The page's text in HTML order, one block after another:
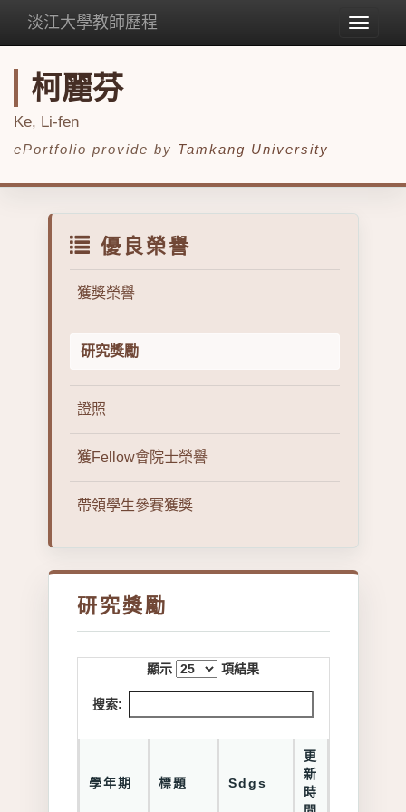
Toggle
淡江大學教師歷程
柯麗芬
Ke, Li-fen
ePortfolio provide by Tamkang University
優良榮譽
獲獎榮譽
研究獎勵
證照
獲Fellow會院士榮譽
帶領學生參賽獲獎
研究獎勵
顯示 項結果
搜索:
學年期 標題 Sdgs
更
新
時